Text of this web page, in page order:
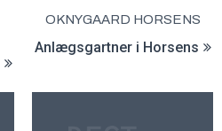
OKNYGAARD HORSENS
Anlægsgartner i Horsens